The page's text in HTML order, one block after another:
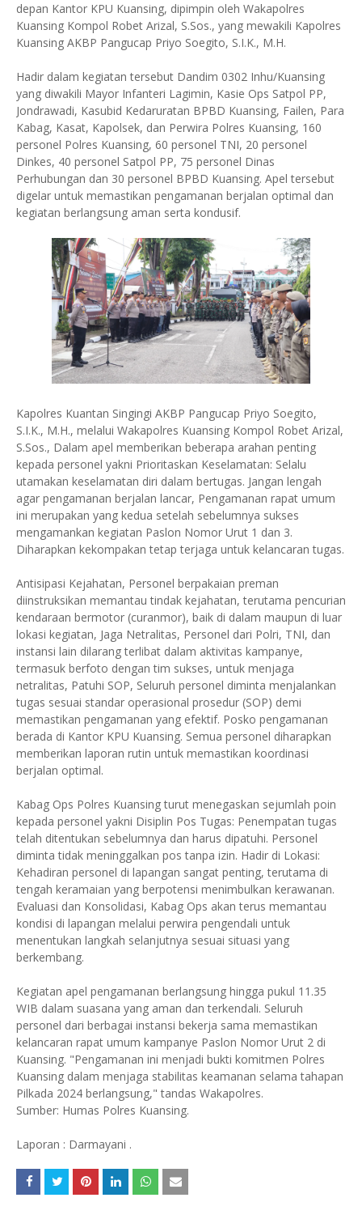
depan Kantor KPU Kuansing, dipimpin oleh Wakapolres
Kuansing Kompol Robet Arizal, S.Sos., yang mewakili Kapolres
Kuansing AKBP Pangucap Priyo Soegito, S.I.K., M.H.
Hadir dalam kegiatan tersebut Dandim 0302 Inhu/Kuansing
yang diwakili Mayor Infanteri Lagimin, Kasie Ops Satpol PP,
Jondrawadi, Kasubid Kedaruratan BPBD Kuansing, Failen, Para
Kabag, Kasat, Kapolsek, dan Perwira Polres Kuansing, 160
personel Polres Kuansing, 60 personel TNI, 20 personel
Dinkes, 40 personel Satpol PP, 75 personel Dinas
Perhubungan dan 30 personel BPBD Kuansing. Apel tersebut
digelar untuk memastikan pengamanan berjalan optimal dan
kegiatan berlangsung aman serta kondusif.
Kapolres Kuantan Singingi AKBP Pangucap Priyo Soegito,
S.I.K., M.H., melalui Wakapolres Kuansing Kompol Robet Arizal,
S.Sos., Dalam apel memberikan beberapa arahan penting
kepada personel yakni Prioritaskan Keselamatan: Selalu
utamakan keselamatan diri dalam bertugas. Jangan lengah
agar pengamanan berjalan lancar, Pengamanan rapat umum
ini merupakan yang kedua setelah sebelumnya sukses
mengamankan kegiatan Paslon Nomor Urut 1 dan 3.
Diharapkan kekompakan tetap terjaga untuk kelancaran tugas.
Antisipasi Kejahatan, Personel berpakaian preman
diinstruksikan memantau tindak kejahatan, terutama pencurian
kendaraan bermotor (curanmor), baik di dalam maupun di luar
lokasi kegiatan, Jaga Netralitas, Personel dari Polri, TNI, dan
instansi lain dilarang terlibat dalam aktivitas kampanye,
termasuk berfoto dengan tim sukses, untuk menjaga
netralitas, Patuhi SOP, Seluruh personel diminta menjalankan
tugas sesuai standar operasional prosedur (SOP) demi
memastikan pengamanan yang efektif. Posko pengamanan
berada di Kantor KPU Kuansing. Semua personel diharapkan
memberikan laporan rutin untuk memastikan koordinasi
berjalan optimal.
Kabag Ops Polres Kuansing turut menegaskan sejumlah poin
kepada personel yakni Disiplin Pos Tugas: Penempatan tugas
telah ditentukan sebelumnya dan harus dipatuhi. Personel
diminta tidak meninggalkan pos tanpa izin. Hadir di Lokasi:
Kehadiran personel di lapangan sangat penting, terutama di
tengah keramaian yang berpotensi menimbulkan kerawanan.
Evaluasi dan Konsolidasi, Kabag Ops akan terus memantau
kondisi di lapangan melalui perwira pengendali untuk
menentukan langkah selanjutnya sesuai situasi yang
berkembang.
Kegiatan apel pengamanan berlangsung hingga pukul 11.35
WIB dalam suasana yang aman dan terkendali. Seluruh
personel dari berbagai instansi bekerja sama memastikan
kelancaran rapat umum kampanye Paslon Nomor Urut 2 di
Kuansing. "Pengamanan ini menjadi bukti komitmen Polres
Kuansing dalam menjaga stabilitas keamanan selama tahapan
Pilkada 2024 berlangsung," tandas Wakapolres.
Sumber: Humas Polres Kuansing.
Laporan : Darmayani .